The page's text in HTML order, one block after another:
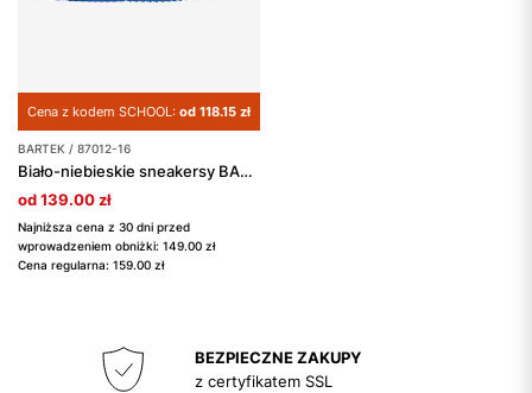
Cena z kodem SCHOOL: od 118.15 zł
BARTEK / 87012-16
Biało-niebieskie sneakersy BARTEK 87012-16
od 139.00 zł
Najniższa cena z 30 dni przed
wprowadzeniem obniżki: 149.00 zł
Cena regularna: 159.00 zł
BEZPIECZNE ZAKUPY
z certyfikatem SSL